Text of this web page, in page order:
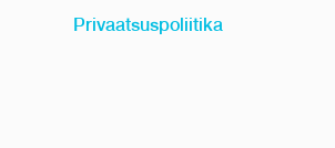
Privaatsuspoliitika